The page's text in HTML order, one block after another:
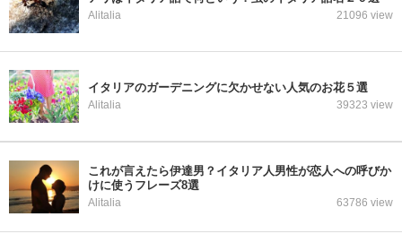
Alitalia 21096 view
イタリアのガーデニングに欠かせない人気のお花５選
Alitalia 39323 view
これが言えたら伊達男？イタリア人男性が恋人への呼びか
けに使うフレーズ8選
Alitalia 63786 view